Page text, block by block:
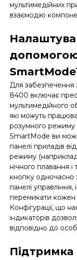
мультимедійних
взаємодію
Для забезпечення
8400 включає
мультимедійного
які можуть
розумного
SmartMode ви
панелі приладів
режиму
нічного плавання
кнопку одночасно
панелі
перемикати кожен
Конфігурації, що
індикаторів
відповідно до
Підтримка